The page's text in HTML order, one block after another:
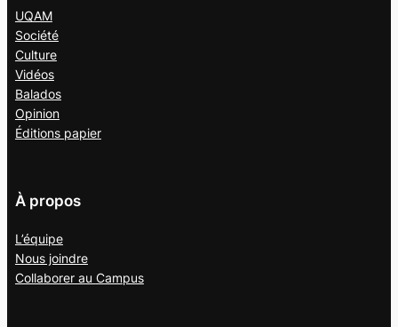
UQAM
Société
Culture
Vidéos
Balados
Opinion
Éditions papier
À propos
L’équipe
Nous joindre
Collaborer au Campus